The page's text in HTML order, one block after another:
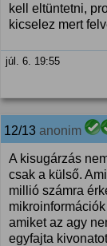
kell eltüntetni,
kicselez mert
júl. 6. 19:55
12/13 anonim
A kisugárzás
csak a külső.
millió számra
amiket az agy
egyfajta